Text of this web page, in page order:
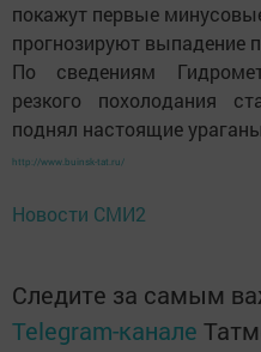
покажут первые
прогнозируют выпадение
По сведениям
резкого похолодания
поднял настоящие
http://www.buinsk-tat.ru/
Новости СМИ2
Следите за самым
Telegram-канале